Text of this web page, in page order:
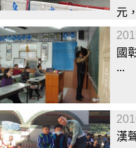
元
國
...
漢